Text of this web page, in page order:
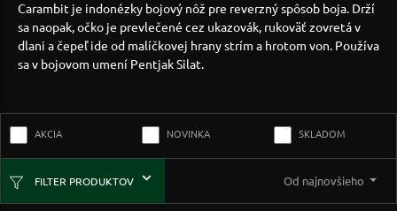
Carambit je indonézky bojový nôž pre reverzný spôsob boja. Drží
sa naopak, očko je prevlečené cez ukazovák, rukoväť zovretá v
dlani a čepeľ ide od malíčkovej hrany strím a hrotom von. Používa
sa v bojovom umení Pentjak Silat.
AKCIA NOVINKA SKLADOM
FILTER PRODUKTOV Od najnovšieho